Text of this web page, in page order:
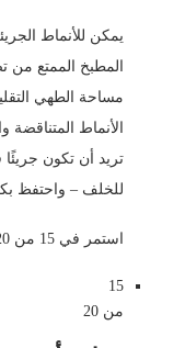
يمكن للأنماط
المطبخ الممتع من
مساحة الطهي
الأنماط المتناقضة
تريد أن تكون
للخلف – واحتفظ
استمر في 15 من 20 أدناه.
15
من 20